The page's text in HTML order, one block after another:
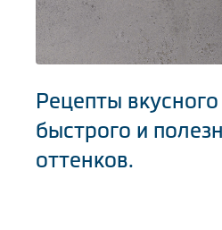
Рецепты
быстрого и
оттенков.